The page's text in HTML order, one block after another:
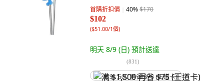
首購折扣價 40%$170
$102
($51.00/1個)
明天 8/9 (日) 預計送達
(831)
满 $1,500 再省 $75 (王道卡)